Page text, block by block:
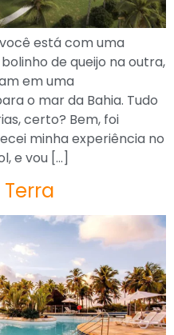
está com uma
de queijo na outra,
em uma
o mar da Bahia. Tudo
certo? Bem, foi
minha experiência no
e vou […]